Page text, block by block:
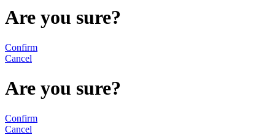
Are you sure?
Confirm
Cancel
Are you sure?
Confirm
Cancel